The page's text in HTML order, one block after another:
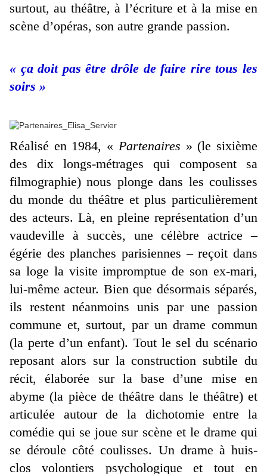
surtout, au théâtre, à l’écriture et à la mise en
scène d’opéras, son autre grande passion.
« ça doit pas être drôle de faire rire tous les
soirs »
Réalisé en 1984, « Partenaires » (le sixième
des dix longs-métrages qui composent sa
filmographie) nous plonge dans les coulisses
du monde du théâtre et plus particulièrement
des acteurs. Là, en pleine représentation d’un
vaudeville à succès, une célèbre actrice –
égérie des planches parisiennes – reçoit dans
sa loge la visite impromptue de son ex-mari,
lui-même acteur. Bien que désormais séparés,
ils restent néanmoins unis par une passion
commune et, surtout, par un drame commun
(la perte d’un enfant). Tout le sel du scénario
reposant alors sur la construction subtile du
récit, élaborée sur la base d’une mise en
abyme (la pièce de théâtre dans le théâtre) et
articulée autour de la dichotomie entre la
comédie qui se joue sur scène et le drame qui
se déroule côté coulisses. Un drame à huis-
clos volontiers psychologique et tout en